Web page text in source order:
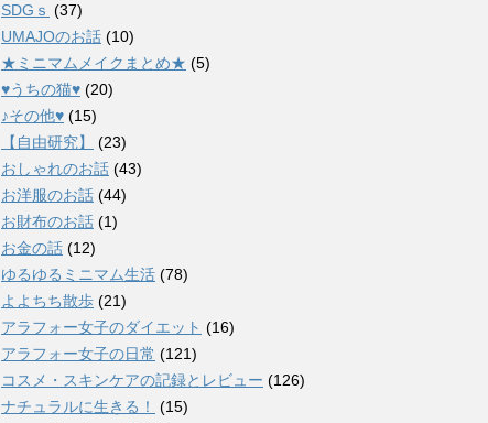
SDGｓ (37)
UMAJOのお話 (10)
★ミニマムメイクまとめ★ (5)
♥うちの猫♥ (20)
♪その他♥ (15)
【自由研究】
(23)
おしゃれのお話 (43)
お洋服のお話 (44)
お財布のお話 (1)
お金の話 (12)
ゆるゆるミニマム生活 (78)
よよちち散歩 (21)
アラフォー女子のダイエット (16)
アラフォー女子の日常 (121)
コスメ・スキンケアの記録とレビュー (126)
ナチュラルに生きる！
(15)